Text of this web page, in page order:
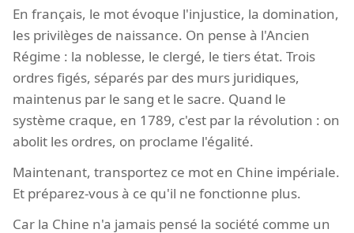
En français, le mot évoque l'injustice, la domination,
les privilèges de naissance. On pense à l'Ancien
Régime : la noblesse, le clergé, le tiers état. Trois
ordres figés, séparés par des murs juridiques,
maintenus par le sang et le sacre. Quand le
système craque, en 1789, c'est par la révolution : on
abolit les ordres, on proclame l'égalité.
Maintenant, transportez ce mot en Chine impériale.
Et préparez-vous à ce qu'il ne fonctionne plus.
Car la Chine n'a jamais pensé la société comme un